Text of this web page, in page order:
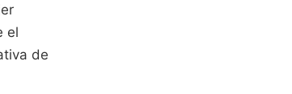
el
de